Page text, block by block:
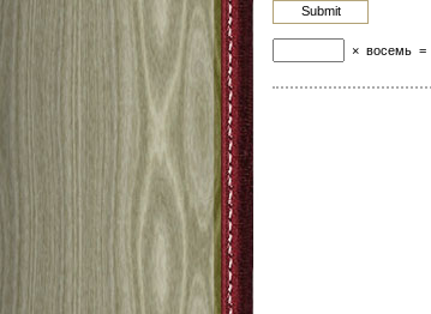
× восемь =